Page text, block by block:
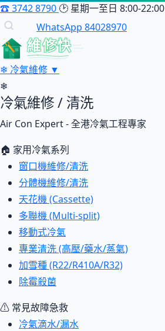
☎3742 8790 🕑 星期一至日 8:00-22:00
WhatsApp 84028970
維修快
❄ 冷氣維修 ▼
❄
冷氣維修 / 清洗
Air Con Expert - 全港冷氣工程專家
🏠 家用冷氣系列
窗口機維修/清洗
分體機維修/清洗
天花機 (Cassette)
多聯機 (Multi-split)
移動式冷氣
專業清洗 (高壓/藥水/蒸氣)
加雪種 (R22/R410A/R32)
除霉殺菌
⚠ 常見故障急救
冷氣滴水/漏水